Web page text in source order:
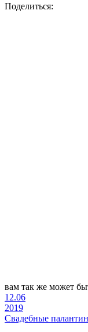
Поделиться:
вам так же может
12.06
2019
Свадебные